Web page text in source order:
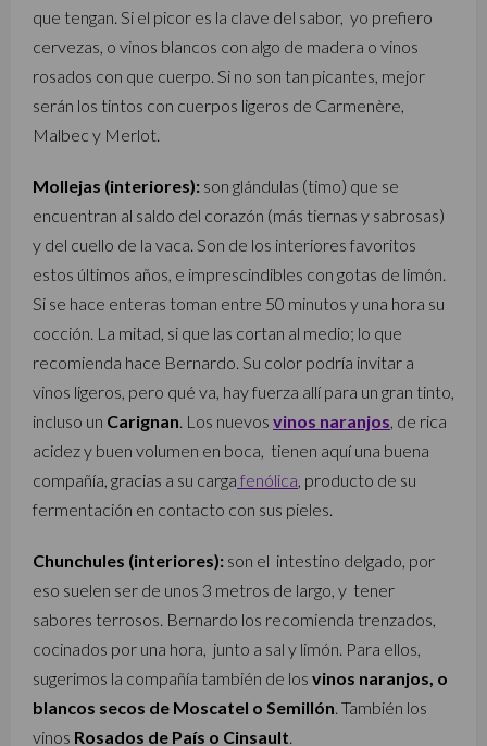
que tengan. Si el picor es la clave del sabor, yo prefiero
cervezas, o vinos blancos con algo de madera o vinos
rosados con que cuerpo. Si no son tan picantes, mejor
serán los tintos con cuerpos ligeros de Carmenère,
Malbec y Merlot.
Mollejas (interiores): son glándulas (timo) que se
encuentran al saldo del corazón (más tiernas y sabrosas)
y del cuello de la vaca. Son de los interiores favoritos
estos últimos años, e imprescindibles con gotas de limón.
Si se hace enteras toman entre 50 minutos y una hora su
cocción. La mitad, si que las cortan al medio; lo que
recomienda hace Bernardo. Su color podría invitar a
vinos ligeros, pero qué va, hay fuerza allí para un gran tinto,
incluso un Carignan. Los nuevos vinos naranjos, de rica
acidez y buen volumen en boca, tienen aquí una buena
compañía, gracias a su carga fenólica, producto de su
fermentación en contacto con sus pieles.
Chunchules (interiores): son el intestino delgado, por
eso suelen ser de unos 3 metros de largo, y tener
sabores terrosos. Bernardo los recomienda trenzados,
cocinados por una hora, junto a sal y limón. Para ellos,
sugerimos la compañía también de los vinos naranjos, o
blancos secos de Moscatel o Semillón. También los
vinos Rosados de País o Cinsault.